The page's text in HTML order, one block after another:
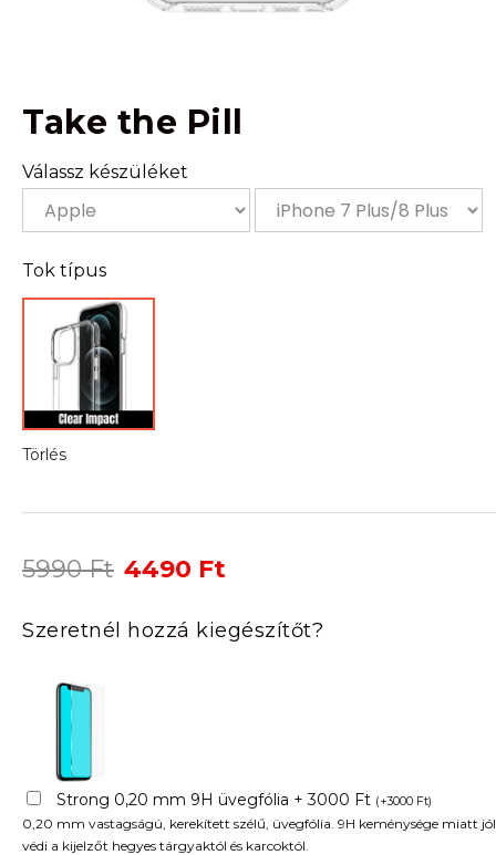
Take the Pill
Válassz készüléket
Tok típus
Törlés
5990Ft Original
was:
5990 Ft.
4490 Ft
is:
4490 Ft.
Szeretnél hozzá kiegészítőt?
Strong 0,20 mm 9H üvegfólia + 3000 Ft (+3000 Ft)
0,20 mm vastagságú, kerekített szélű, üvegfólia. 9H keménysége miatt jól
védi a kijelzőt hegyes tárgyaktól és karcoktól.